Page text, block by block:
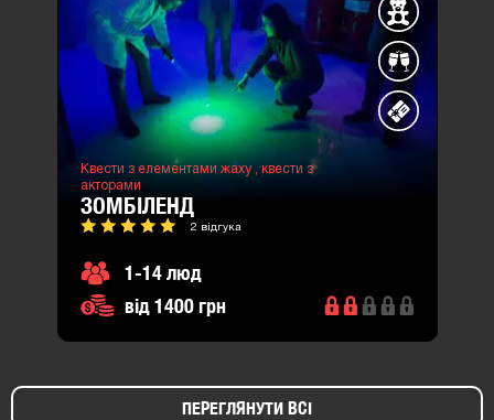
Квести з елементами жаху , квести з
акторами
ЗОМБІЛЕНД
2 відгука
1-14 люд
від 1400 грн
ПЕРЕГЛЯНУТИ ВСІ